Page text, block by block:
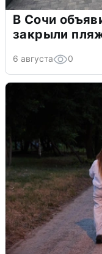
В Сочи
закрыли
6 августа 0